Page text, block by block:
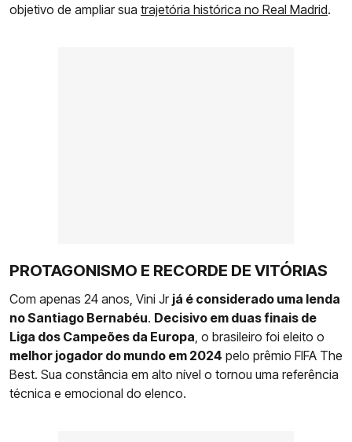
objetivo de ampliar sua trajetória histórica no Real Madrid.
PROTAGONISMO E RECORDE DE VITÓRIAS
Com apenas 24 anos, Vini Jr já é considerado uma lenda
no Santiago Bernabéu. Decisivo em duas finais de
Liga dos Campeões da Europa, o brasileiro foi eleito o
melhor jogador do mundo em 2024 pelo prêmio FIFA The
Best. Sua constância em alto nível o tornou uma referência
técnica e emocional do elenco.